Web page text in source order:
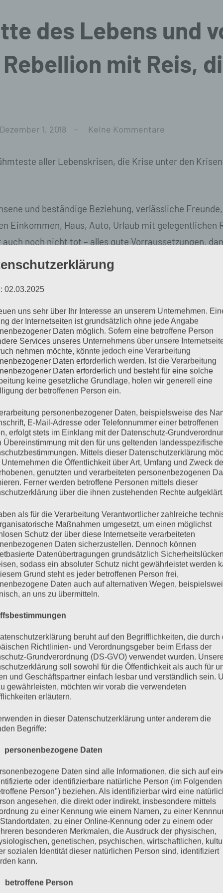
des Lebens und
mit Reis,
Dezember 1, 2018 Keine Kommentare
aller Lebenskrisen, die Krise unter den
und beständige Beziehung, verlässliche
Einkommen, Haus, Auto, Urlaub mit gelegentlichen
noch nicht tot – alles gute Vorraussetzungen,
so weiter geht, zumindest was die eben
Es ist so verflucht absehbar.
jünger und was jetzt hängt, hängt morgen nur noch
Künstler mehr, ich werde kein Schauspieler mehr,
noch berühmt, ich wandere auch nicht mehr ins
mehr ein Buch, auch wenn das der einzige Traum
wollte bin ich geworden. Geworden bin ich
unsichtbar. Letzteres ist Fluch und Segen
Innen altersmäßig überholt und was anfangs
Die Altersdiskrepanz ist mittlerweile so groß,
hegt. Innen möchte ich noch die ganze Welt
Pyjamahose gegen eine Jogginghose zu tauschen.
für mich. Heute ist mir nichts schon viel zu viel.“,
es gar nicht beschreiben.
protestiert mein innerer Peter Pan und möchte
steifen Gelenken treppabwärts Richtung Küche
mir mein Magen schon die erste Tasse nicht
wie mindestens Siebzig. Das ist doch scheiße! Ich
und mir mit zunehmendem Alter geringer wird
Möbelhaus und kaufen Dinge, die wir gar
uns über das viele Zeug zu beschweren, welches
dort etwas essen, obwohl ich keinen Hunger habe,
das Fett zu beschweren, welches mir mehr und
irgendwas total Verrücktes, springe in der
einer Musterwohnung aus und steige unter
gesichert), bewerfe irgendjemanden mit
wechsle einfach mal die Beilage, esse Reis statt der
auf den Kopf. Meine Welt zumindest, denn ich
zur Zeit meinen Lebensunterhalt und brauche in
02.03.2025
uns sehr über Ihr Interesse an unserem Unternehmen.
der Internetseiten ist grundsätzlich ohne jede Angabe
Daten möglich. Sofern eine betroffene Person
Services unseres Unternehmens über unsere
nehmen möchte, könnte jedoch eine Verarbeitung
Daten erforderlich werden. Ist die Verarbeitung
Daten erforderlich und besteht für eine solche
keine gesetzliche Grundlage, holen wir generell eine
der betroffenen Person ein.
personenbezogener Daten, beispielsweise des
E-Mail-Adresse oder Telefonnummer einer betroffenen
erfolgt stets im Einklang mit der Datenschutz-
Übereinstimmung mit den für uns geltenden
Mittels dieser Datenschutzerklärung
Unternehmen die Öffentlichkeit über Art, Umfang und Zweck
genutzten und verarbeiteten personenbezogenen
Ferner werden betroffene Personen mittels dieser
über die ihnen zustehenden Rechte aufgeklärt.
als für die Verarbeitung Verantwortlicher zahlreiche
Maßnahmen umgesetzt, um einen möglichst
Schutz der über diese Internetseite verarbeiteten
Daten sicherzustellen. Dennoch können
Datenübertragungen grundsätzlich Sicherheitslücken
sodass ein absoluter Schutz nicht gewährleistet werden
Grund steht es jeder betroffenen Person frei,
Daten auch auf alternativen Wegen,
an uns zu übermitteln.
beruht auf den Begrifflichkeiten, die durch
Richtlinien- und Verordnungsgeber beim Erlass der
Grundverordnung (DS-GVO) verwendet wurden. Unsere
soll sowohl für die Öffentlichkeit als auch für
und Geschäftspartner einfach lesbar und verständlich sein.
gewährleisten, möchten wir vorab die verwendeten
erläutern.
in dieser Datenschutzerklärung unter anderem die
Begriffe:
Daten
Daten sind alle Informationen, die sich auf
oder identifizierbare natürliche Person (im Folgenden
Person") beziehen. Als identifizierbar wird eine
angesehen, die direkt oder indirekt, insbesondere mittels
zu einer Kennung wie einem Namen, zu einer
zu einer Online-Kennung oder zu einem oder
besonderen Merkmalen, die Ausdruck der physischen,
genetischen, psychischen, wirtschaftlichen,
sozialen Identität dieser natürlichen Person sind, identifiziert
kann.
betroffene Person